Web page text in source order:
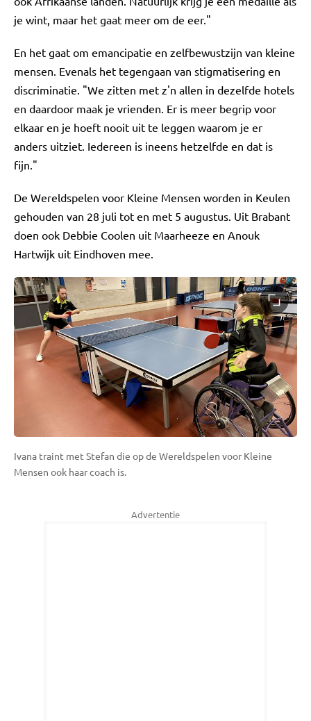
je wint, maar het gaat meer om de eer."
En het gaat om emancipatie en zelfbewustzijn van kleine
mensen. Evenals het tegengaan van stigmatisering en
discriminatie. "We zitten met z'n allen in dezelfde hotels
en daardoor maak je vrienden. Er is meer begrip voor
elkaar en je hoeft nooit uit te leggen waarom je er
anders uitziet. Iedereen is ineens hetzelfde en dat is
fijn."
De Wereldspelen voor Kleine Mensen worden in Keulen
gehouden van 28 juli tot en met 5 augustus. Uit Brabant
doen ook Debbie Coolen uit Maarheeze en Anouk
Hartwijk uit Eindhoven mee.
Ivana traint met Stefan die op de Wereldspelen voor Kleine
Mensen ook haar coach is.
Advertentie